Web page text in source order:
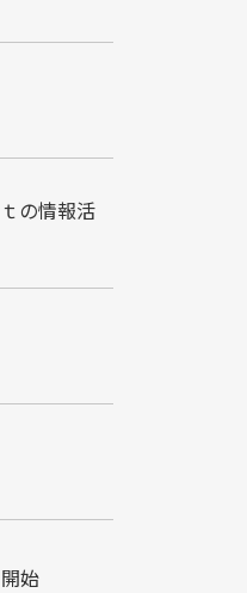
の情報活
始